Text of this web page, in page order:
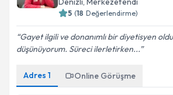
5 (18 Değerlendirme)
Gayet ilgili ve donanımlı bir diyetisyen
düşünüyorum. Süreci ilerletirken...
Adres 1 Online Görüşme